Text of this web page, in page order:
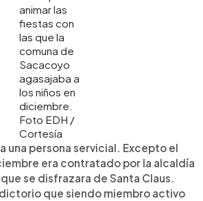
animar las
fiestas con
las que la
comuna de
Sacacoyo
agasajaba a
los niños en
diciembre.
Foto EDH /
Cortesía
una persona servicial. Excepto el
era contratado por la alcaldía
se disfrazara de Santa Claus.
que siendo miembro activo